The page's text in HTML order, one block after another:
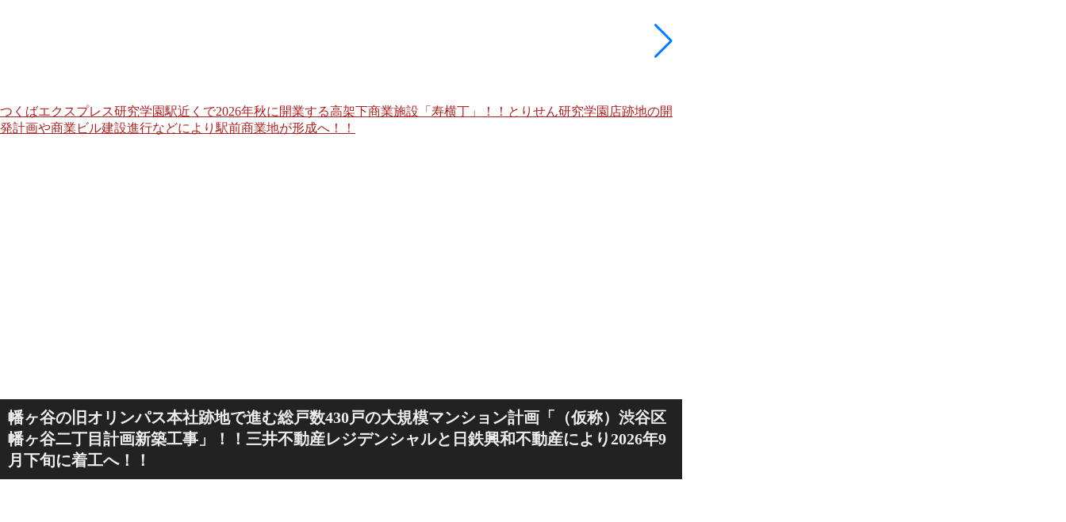
つくばエクスプレス研究学園駅近くで2026年秋に開業する高架下商業施設「寿横丁」！！とりせん研究学園店跡地の開
発計画や商業ビル建設進行などにより駅前商業地が形成へ！！
幡ヶ谷の旧オリンパス本社跡地で進む総戸数430戸の大規模マンション計画「（仮称）渋谷区
幡ヶ谷二丁目計画新築工事」！！三井不動産レジデンシャルと日鉄興和不動産により2026年9
月下旬に着工へ！！